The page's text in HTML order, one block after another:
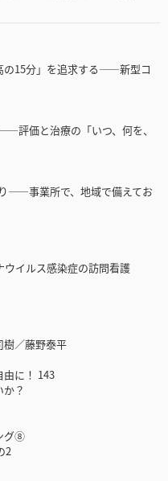
の15分」を追求する――新型コ
評価と治療の「いつ、何を、
――事業所で、地域で備えてお
イルス感染症の訪問看護
樹／藤野泰平
に！ 143
？
グ⑧
2